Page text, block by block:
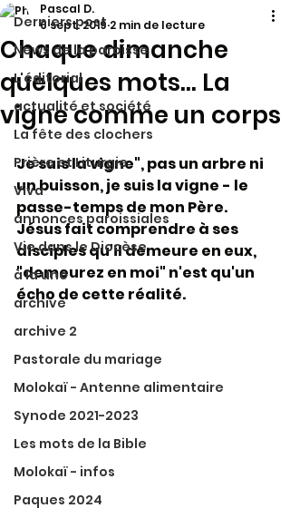
Derniers post
News de la paroisse
L'éditorial
actualité et société
La fête des clochers
Prière et Liturgie
Viva
annonces paroissiales
Vie dans le Diocèse
à la une
archive
archive 2
Pastorale du mariage
Molokaï - Antenne alimentaire
Synode 2021-2023
Les mots de la Bible
Molokaï - infos
Paques 2024
Chaque dimanche
quelques mots... La
vigne comme un corps
Pascal D.
6 sept. 2019 2 min de lecture
Je suis la vigne", pas un arbre ni
un buisson, je suis la vigne - le
passe-temps de mon Père.
Jésus fait comprendre à ses
disciples qu'il demeure en eux,
"demeurez en moi" n'est qu'un
écho de cette réalité.